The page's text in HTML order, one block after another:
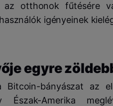
az otthonok fűtésére
igényeinek
egyre
Bitcoin-bányászat az
Észak-Amerika